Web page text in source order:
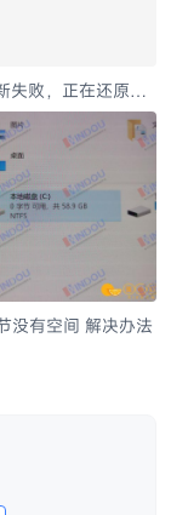
失败，正在还原更
统解决步骤
没有空间 解决办法